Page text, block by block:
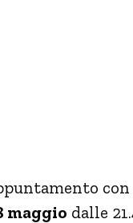
con
maggio dalle